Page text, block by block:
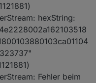
hexString:
Fehler beim